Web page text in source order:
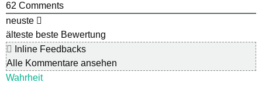
62 Comments
neuste
älteste beste Bewertung
Inline Feedbacks
Alle Kommentare ansehen
Wahrheit